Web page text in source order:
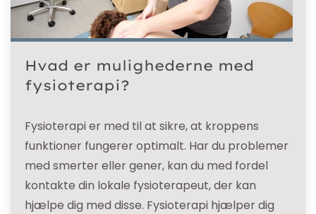
Hvad er mulighederne med
fysioterapi?
Fysioterapi er med til at sikre, at kroppens
funktioner fungerer optimalt. Har du problemer
med smerter eller gener, kan du med fordel
kontakte din lokale fysioterapeut, der kan
hjælpe dig med disse. Fysioterapi hjælper dig